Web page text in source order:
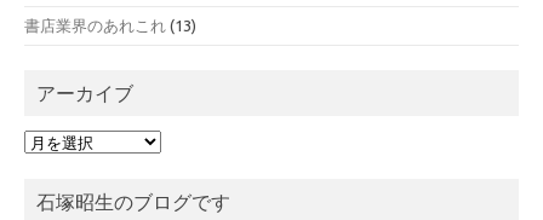
書店業界のあれこれ (13)
アーカイブ
ア
イ石塚昭生のブログです